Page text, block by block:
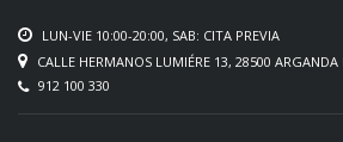
LUN-VIE 10:00-20:00, SAB: CITA PREVIA
CALLE HERMANOS LUMIÉRE 13, 28500 ARGANDA
912 100 330